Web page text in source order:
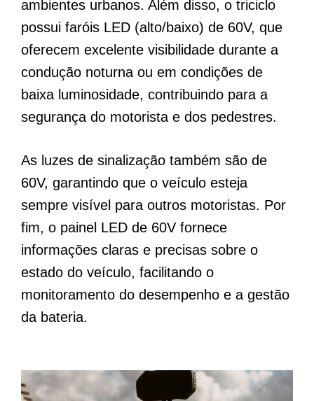
ambientes urbanos. Além disso, o triciclo
possui faróis LED (alto/baixo) de 60V, que
oferecem excelente visibilidade durante a
condução noturna ou em condições de
baixa luminosidade, contribuindo para a
segurança do motorista e dos pedestres.
As luzes de sinalização também são de
60V, garantindo que o veículo esteja
sempre visível para outros motoristas. Por
fim, o painel LED de 60V fornece
informações claras e precisas sobre o
estado do veículo, facilitando o
monitoramento do desempenho e a gestão
da bateria.